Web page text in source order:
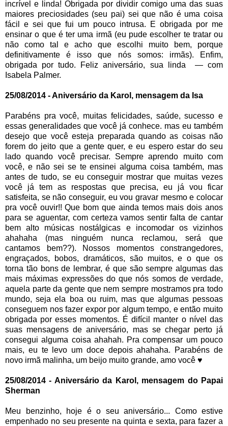
25/08/2014 - Aniversário da Karol, mensagem da Isa
Parabéns pra você, muitas felicidades, saúde, sucesso e
essas generalidades que você já conhece. mas eu também
desejo que você esteja preparada quando as coisas não
forem do jeito que a gente quer, e eu espero estar do seu
lado quando você precisar. Sempre aprendo muito com
você, e não sei se te ensinei alguma coisa também, mas
antes de tudo, se eu conseguir mostrar que muitas vezes
você já tem as respostas que precisa, eu já vou ficar
satisfeita, se não conseguir, eu vou gravar mesmo e colocar
pra você ouvir!! Que bom que ainda temos mais dois anos
para se aguentar, com certeza vamos sentir falta de cantar
bem alto músicas nostálgicas e incomodar os vizinhos
ahahaha (mas ninguém nunca reclamou, será que
cantamos bem??). Nossos momentos constrangedores,
engraçados, bobos, dramáticos, são muitos, e o que os
torna tão bons de lembrar, é que são sempre algumas das
mais máximas expressões do que nós somos de verdade,
aquela parte da gente que nem sempre mostramos pra todo
mundo, seja ela boa ou ruim, mas que algumas pessoas
conseguem nos fazer expor por algum tempo, e então muito
obrigada por esses momentos. É difícil manter o nível das
suas mensagens de aniversário, mas se chegar perto já
consegui alguma coisa ahahah. Pra compensar um pouco
mais, eu te levo um doce depois ahahaha. Parabéns de
novo irmã malinha, um beijo muito grande, amo você ♥
25/08/2014 - Aniversário da Karol, mensagem do Papai
Sherman
Meu benzinho, hoje é o seu aniversário... Como estive
empenhado no seu presente na quinta e sexta, para fazer a